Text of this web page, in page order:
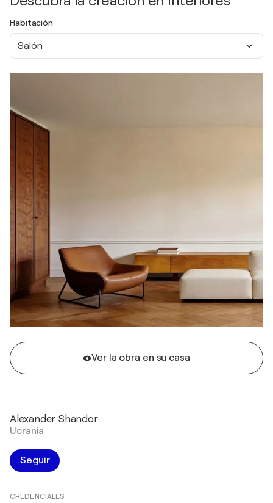
Habitación
Salón
Ver la obra en su casa
Alexander Shandor
Ucrania
Seguir
CREDENCIALES